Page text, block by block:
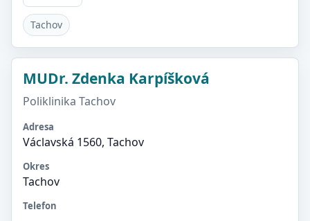
Tachov
MUDr. Zdenka Karpíšková
Poliklinika Tachov
Adresa
Václavská 1560, Tachov
Okres
Tachov
Telefon